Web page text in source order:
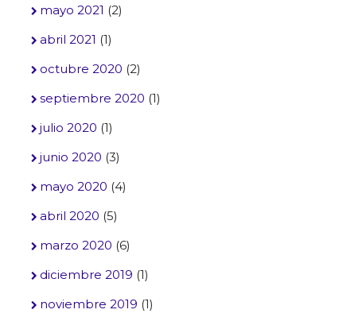
mayo 2021 (2)
abril 2021 (1)
octubre 2020 (2)
septiembre 2020 (1)
julio 2020 (1)
junio 2020 (3)
mayo 2020 (4)
abril 2020 (5)
marzo 2020 (6)
diciembre 2019 (1)
noviembre 2019 (1)